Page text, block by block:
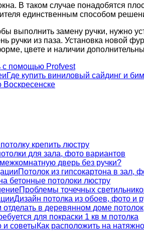
В таком случае понадобятся
единственным способом
выполнить замену ручки, нужно
ручки из паза. Установка новой
цвете и наличии
с помощью Profvest
Где купить виниловый сайдинг и
Воскресенске
крепить люстру
для зала, фото вариантов
дверь без ручки?
Потолок из гипсокартона в зал,
бетонные потолоки люстру
Проблемы точечных
Дизайн потолка из обоев, фото и
отделать в деревянном доме
для покраски 1 кв м потолка
Как расположить на